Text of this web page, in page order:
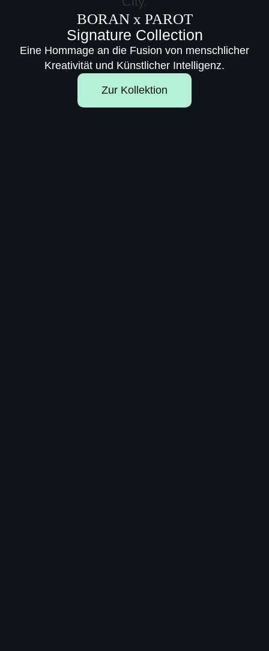
BORAN x PAROT
Signature Collection
Eine Hommage an die Fusion von menschlicher
Kreativität und Künstlicher Intelligenz.
Zur Kollektion